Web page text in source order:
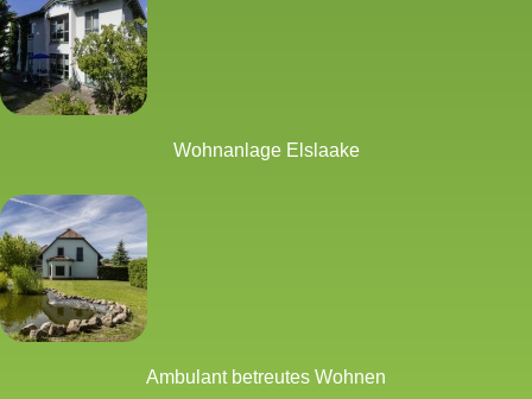
Wohnanlage Elslaake
Ambulant betreutes Wohnen